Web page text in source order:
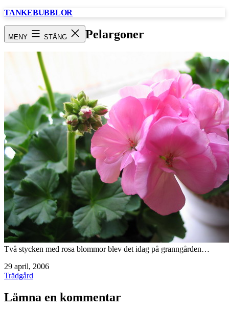
Hoppa
TANKEBUBBLOR
MENY STÄNG Pelargoner
Två stycken med rosa blommor blev det idag på granngården…
Publicerat
den
29 april, 2006
Kategoriserat
Trädgård
Lämna en kommentar